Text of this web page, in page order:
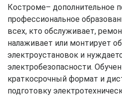
Костроме– дополнительное
профессиональное
всех, кто обслуживает,
налаживает или монтирует
электроустановок и
электробезопасности.
краткосрочный формат и
подготовку